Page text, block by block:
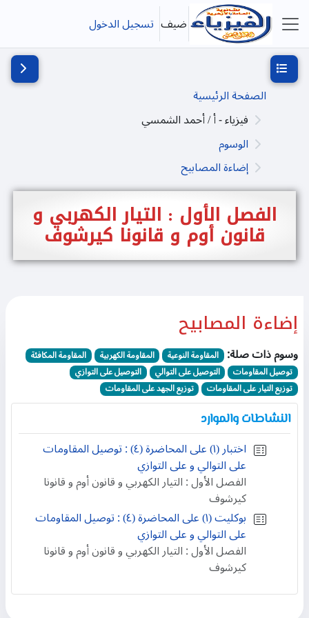
تخطى إلى المحتوى الرئيسي
واجهة جانبية
ضيف تسجيل الدخول
الصفحة الرئيسية
فيزياء - أ / أحمد الشمسي
الوسوم
إضاءة المصابيح
الفصل الأول : التيار الكهربي و
قانون أوم و قانونا كيرشوف
فتح فهرس المقرر فتح
إضاءة المصابيح
وسوم ذات صلة: المقاومة النوعية المقاومة الكهربية
المقاومة المكافئة
توصيل المقاومات
التوصيل على التوالي
التوصيل على التوازي
توزيع التيار على المقاومات
توزيع الجهد على المقاومات
النشاطات والموارد
اختبار (١) على المحاضرة (٤) : توصيل المقاومات
على التوالي و على التوازي
الفصل الأول : التيار الكهربي و قانون أوم و قانونا
كيرشوف
بوكليت (١) على المحاضرة (٤) : توصيل المقاومات
على التوالي و على التوازي
الفصل الأول : التيار الكهربي و قانون أوم و قانونا
كيرشوف